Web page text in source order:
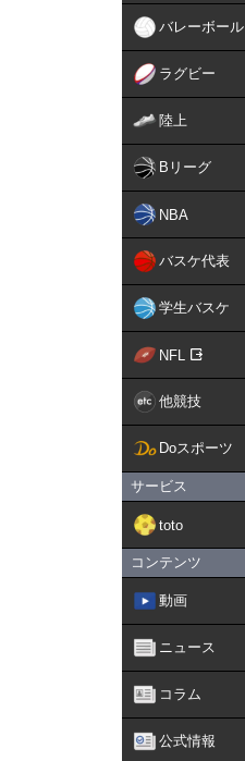
バレーボール
ラグビー
陸上
Bリーグ
NBA
バスケ代表
学生バスケ
NFL
他競技
Doスポーツ
サービス
toto
コンテンツ
動画
ニュース
コラム
公式情報